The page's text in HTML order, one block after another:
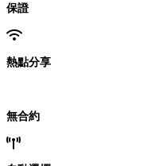
保證
熱點分享
無合約